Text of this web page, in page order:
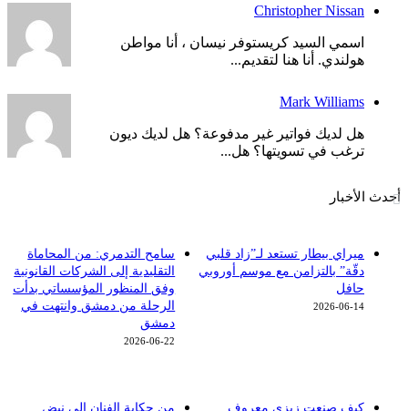
Christopher Nissan
اسمي السيد كريستوفر نيسان ، أنا مواطن
هولندي. أنا هنا لتقديم...
Mark Williams
هل لديك فواتير غير مدفوعة؟ هل لديك ديون
ترغب في تسويتها؟ هل...
أحدث الأخبار
سامح التدمري: من المحاماة
التقليدية إلى الشركات القانونية
وفق المنظور المؤسساتي بدأت
الرحلة من دمشق وانتهت في
دمشق
2026-06-22
ميراي بيطار تستعد لـ”زاد قلبي
دقّة” بالتزامن مع موسم أوروبي
حافل
2026-06-14
من حكاية الفنان إلى نبض
كيف صنعت زيزي معروف